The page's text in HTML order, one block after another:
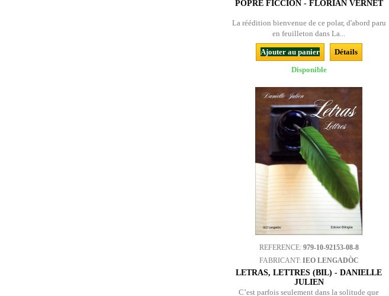
POPRE FICCION - FLORIAN VERNET
La réédition bienvenue de ce polar, d'abord paru
en feuilleton dans La...
Ajouter au panier
Détails
Disponible
REFERENCE: 979-10-92153-08-8
FABRICANT: IEO LENGADÒC
LETRAS, LETTRES (BIL) - DANIELLE
JULIEN
C’est parfois seulement dans la solitude que